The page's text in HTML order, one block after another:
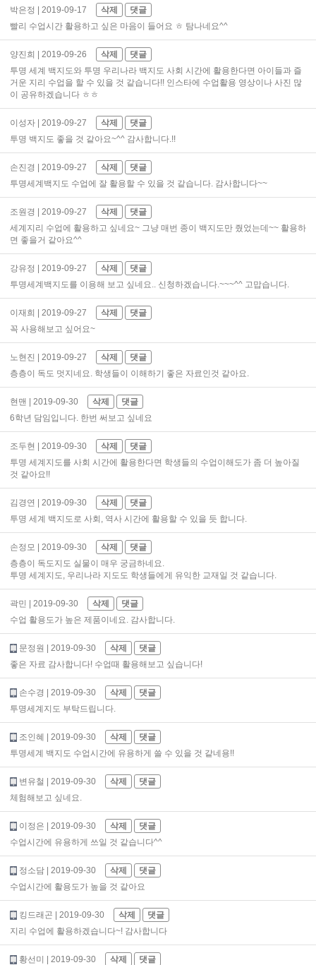
박은정 | 2019-09-17 삭제
댓글
빨리 수업시간 활용하고 싶은 마음이 들어요 ㅎ 탐나네요^^
양진희 | 2019-09-26 삭제
댓글
투명 세계 백지도와 투명 우리나라 백지도 사회 시간에 활용한다면 아이들과 즐
거운 지리 수업을 할 수 있을 것 같습니다!! 인스타에 수업활용 영상이나 사진 많
이 공유하겠습니다 ㅎㅎ
이성자 | 2019-09-27 삭제
댓글
투명 백지도 좋을 것 같아요~^^ 감사합니다.!!
손진경 | 2019-09-27 삭제
댓글
투명세계백지도 수업에 잘 활용할 수 있을 것 같습니다. 감사합니다~~
조원경 | 2019-09-27 삭제
댓글
세계지리 수업에 활용하고 싶네요~ 그냥 매번 종이 백지도만 줬었는데~~ 활용하
면 좋을거 같아요^^
강유정 | 2019-09-27 삭제
댓글
투명세계백지도를 이용해 보고 싶네요.. 신청하겠습니다.~~~^^ 고맙습니다.
이재희 | 2019-09-27 삭제
댓글
꼭 사용해보고 싶어요~
노현진 | 2019-09-27 삭제
댓글
층층이 독도 멋지네요. 학생들이 이해하기 좋은 자료인것 같아요.
현맨 | 2019-09-30 삭제
댓글
6학년 담임입니다. 한번 써보고 싶네요
조두현 | 2019-09-30 삭제
댓글
투명 세계지도를 사회 시간에 활용한다면 학생들의 수업이해도가 좀 더 높아질
것 같아요!!
김경연 | 2019-09-30 삭제
댓글
투명 세계 백지도로 사회, 역사 시간에 활용할 수 있을 듯 합니다.
손정모 | 2019-09-30 삭제
댓글
층층이 독도지도 실물이 매우 궁금하네요.
투명 세계지도, 우리나라 지도도 학생들에게 유익한 교재일 것 같습니다.
곽민 | 2019-09-30 삭제
댓글
수업 활용도가 높은 제품이네요. 감사합니다.
문정원 | 2019-09-30 삭제
댓글
좋은 자료 감사합니다! 수업때 활용해보고 싶습니다!
손수경 | 2019-09-30 삭제
댓글
투명세계지도 부탁드립니다.
조인혜 | 2019-09-30 삭제
댓글
투명세계 백지도 수업시간에 유용하게 쓸 수 있을 것 같네용!!
변유철 | 2019-09-30 삭제
댓글
체험해보고 싶네요.
이정은 | 2019-09-30 삭제
댓글
수업시간에 유용하게 쓰일 것 같습니다^^
정소담 | 2019-09-30 삭제
댓글
수업시간에 활용도가 높을 것 같아요
킹드래곤 | 2019-09-30 삭제
댓글
지리 수업에 활용하겠습니다~! 감사합니다
황선미 | 2019-09-30 삭제 댓글